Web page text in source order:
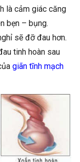
là cảm giác căng
bẹn – bụng.
sẽ đỡ đau hơn.
tinh hoàn sau
giãn tĩnh mạch